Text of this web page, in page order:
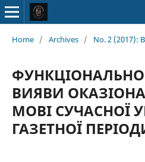
Home / Archives / No. 2 (2017):
ВИЯВИ
МОВІ СУЧАСНОЇ
ГАЗЕТНОЇ